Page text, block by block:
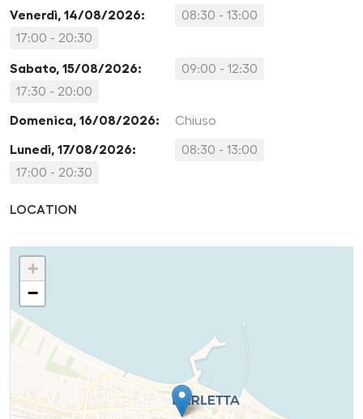
Venerdì, 14/08/2026:
08:30 - 13:00
17:00 - 20:30
Sabato, 15/08/2026:
09:00 - 12:30
17:30 - 20:00
Domenica, 16/08/2026: Chiuso
Lunedì, 17/08/2026:
08:30 - 13:00
17:00 - 20:30
LOCATION
+
−